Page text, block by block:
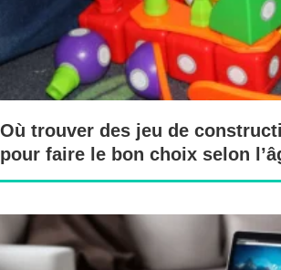
Où trouver des jeu de
pour faire le bon choix selon